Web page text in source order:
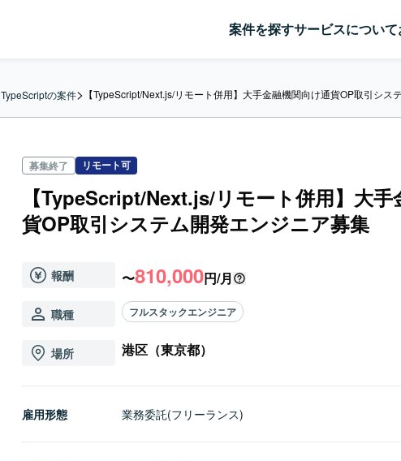
案件を探すサービスについて
TypeScriptの案件> 【TypeScript/Next.js/リモート併用】大手金融機関向け通貨OP取引シス
募集終了 リモート可
【TypeScript/Next.js/リモート併用】大
貨OP取引システム開発エンジニア募集
報酬 〜810,000円/月
職種 フルスタックエンジニア
場所 港区（東京都）
雇用形態 業務委託(フリーランス)